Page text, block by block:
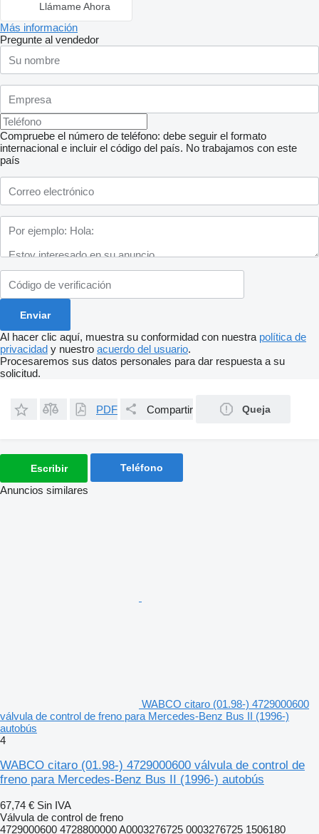
Llámame Ahora
Más información
Pregunte al vendedor
Compruebe el número de teléfono: debe seguir el formato
internacional e incluir el código del país. No trabajamos con este
país
Al hacer clic aquí, muestra su conformidad con nuestra política de
privacidad y nuestro acuerdo del usuario.
Procesaremos sus datos personales para dar respuesta a su
solicitud.
PDF Compartir Queja
Escribir Teléfono
Anuncios similares
WABCO citaro (01.98-) 4729000600
válvula de control de freno para Mercedes-Benz Bus II (1996-)
autobús
4
WABCO citaro (01.98-) 4729000600 válvula de control de
freno para Mercedes-Benz Bus II (1996-) autobús
67,74 € Sin IVA
Válvula de control de freno
4729000600 4728800000 A0003276725 0003276725 1506180